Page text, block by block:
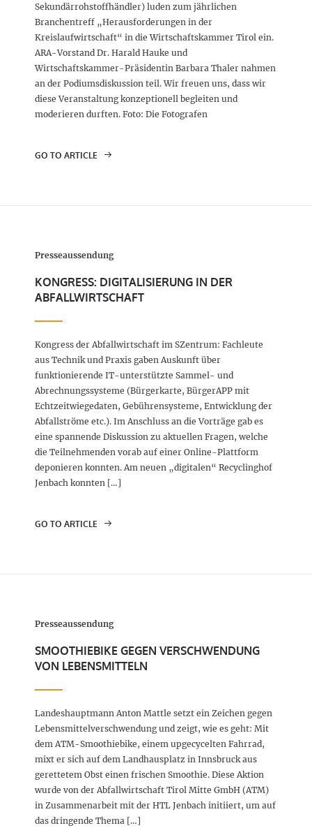
Sekundärrohstoffhändler) luden zum jährlichen
Branchentreff „Herausforderungen in der
Kreislaufwirtschaft“ in die Wirtschaftskammer Tirol ein.
ARA-Vorstand Dr. Harald Hauke und
Wirtschaftskammer-Präsidentin Barbara Thaler nahmen
an der Podiumsdiskussion teil. Wir freuen uns, dass wir
diese Veranstaltung konzeptionell begleiten und
moderieren durften. Foto: Die Fotografen
GO TO ARTICLE
Presseaussendung
KONGRESS: DIGITALISIERUNG IN DER
ABFALLWIRTSCHAFT
Kongress der Abfallwirtschaft im SZentrum: Fachleute
aus Technik und Praxis gaben Auskunft über
funktionierende IT-unterstützte Sammel- und
Abrechnungssysteme (Bürgerkarte, BürgerAPP mit
Echtzeitwiegedaten, Gebührensysteme, Entwicklung der
Abfallströme etc.). Im Anschluss an die Vorträge gab es
eine spannende Diskussion zu aktuellen Fragen, welche
die Teilnehmenden vorab auf einer Online-Plattform
deponieren konnten. Am neuen „digitalen“ Recyclinghof
Jenbach konnten […]
GO TO ARTICLE
Presseaussendung
SMOOTHIEBIKE GEGEN VERSCHWENDUNG
VON LEBENSMITTELN
Landeshauptmann Anton Mattle setzt ein Zeichen gegen
Lebensmittelverschwendung und zeigt, wie es geht: Mit
dem ATM-Smoothiebike, einem upgecycelten Fahrrad,
mixt er sich auf dem Landhausplatz in Innsbruck aus
gerettetem Obst einen frischen Smoothie. Diese Aktion
wurde von der Abfallwirtschaft Tirol Mitte GmbH (ATM)
in Zusammenarbeit mit der HTL Jenbach initiiert, um auf
das dringende Thema […]